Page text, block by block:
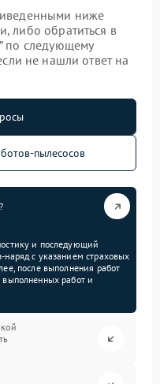
ниже
либо обратиться в
по следующему
не нашли ответ на
пылесосов
и последующий
наряд с указанием страховых
после выполнения работ
работ и